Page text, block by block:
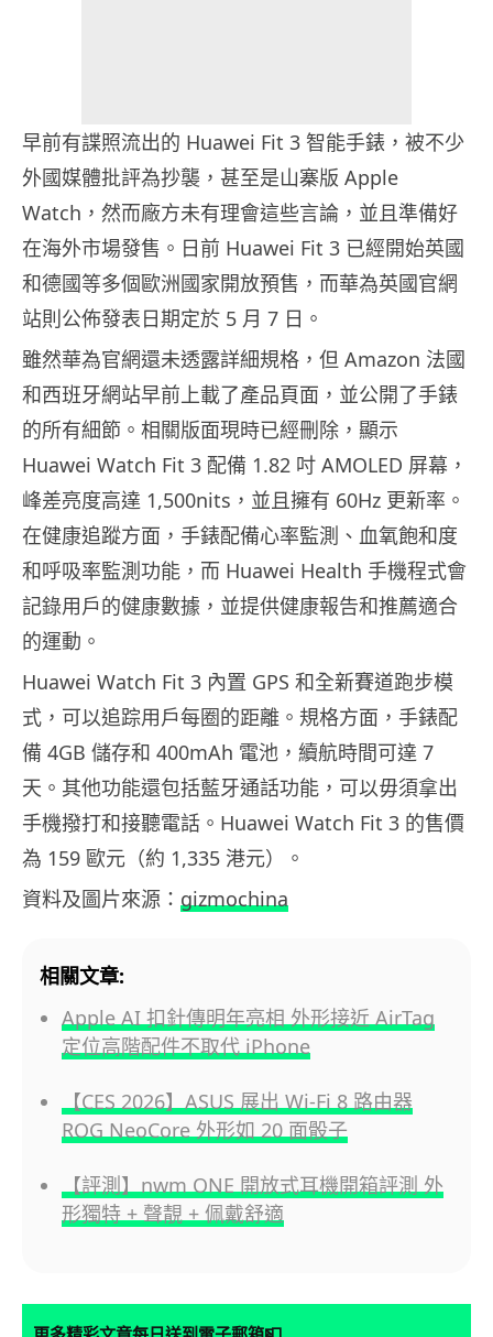
早前有諜照流出的 Huawei Fit 3 智能手錶，被不少
外國媒體批評為抄襲，甚至是山寨版 Apple
Watch，然而廠方未有理會這些言論，並且準備好
在海外市場發售。日前 Huawei Fit 3 已經開始英國
和德國等多個歐洲國家開放預售，而華為英國官網
站則公佈發表日期定於 5 月 7 日。
雖然華為官網還未透露詳細規格，但 Amazon 法國
和西班牙網站早前上載了產品頁面，並公開了手錶
的所有細節。相關版面現時已經刪除，顯示
Huawei Watch Fit 3 配備 1.82 吋 AMOLED 屏幕，
峰差亮度高達 1,500nits，並且擁有 60Hz 更新率。
在健康追蹤方面，手錶配備心率監測、血氧飽和度
和呼吸率監測功能，而 Huawei Health 手機程式會
記錄用戶的健康數據，並提供健康報告和推薦適合
的運動。
Huawei Watch Fit 3 內置 GPS 和全新賽道跑步模
式，可以追踪用戶每圈的距離。規格方面，手錶配
備 4GB 儲存和 400mAh 電池，續航時間可達 7
天。其他功能還包括藍牙通話功能，可以毋須拿出
手機撥打和接聽電話。Huawei Watch Fit 3 的售價
為 159 歐元（約 1,335 港元）。
資料及圖片來源： gizmochina
相關文章:
Apple AI 扣針傳明年亮相 外形接近 AirTag
定位高階配件不取代 iPhone
【CES 2026】ASUS 展出 Wi-Fi 8 路由器
ROG NeoCore 外形如 20 面骰子
【評測】nwm ONE 開放式耳機開箱評測 外
形獨特 + 聲靚 + 佩戴舒適